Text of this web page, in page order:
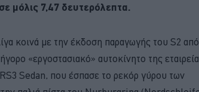
μόλις 7,47 δευτερόλεπτα.
κοινά με την έκδοση παραγωγής του S2
«εργοστασιακό» αυτοκίνητο της
Sedan, που έσπασε το ρεκόρ γύρου των